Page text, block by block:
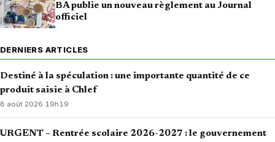
BA publie un nouveau règlement au Journal
officiel
DERNIERS ARTICLES
Destiné à la spéculation : une importante quantité de ce
produit saisie à Chlef
8 août 2026· 19h19
URGENT – Rentrée scolaire 2026-2027 : le gouvernement